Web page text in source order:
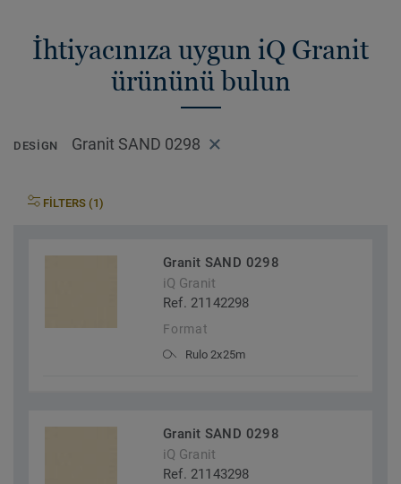
İhtiyacınıza uygun iQ Granit
ürününü bulun
DESIGN Granit SAND 0298
FILTERS (1)
Granit SAND 0298
iQ Granit
Ref. 21142298
Format
Rulo 2x25m
Granit SAND 0298
iQ Granit
Ref. 21143298